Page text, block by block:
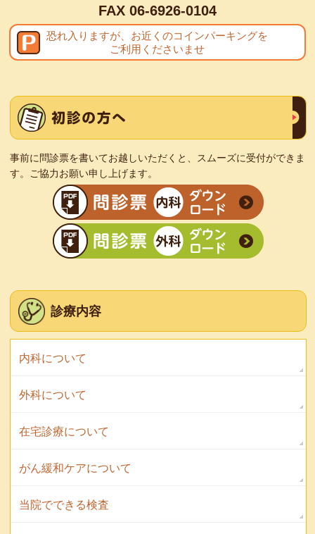
FAX 06-6926-0104
恐れ入りますが、 お近くのコインパーキングを
ご利用くださいませ
事前に問診票を書いてお越しいただくと、スムーズに受付ができま
す。ご協力お願い申し上げます。
診療内容
内科について
外科について
在宅診療について
がん緩和ケアについて
当院でできる検査